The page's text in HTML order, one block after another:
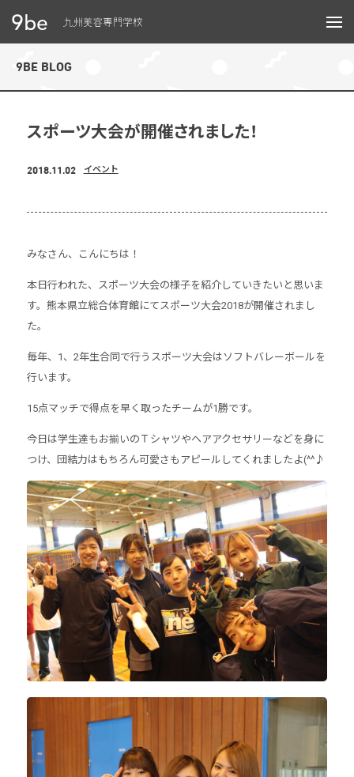
9BE BLOG
スポーツ大会が開催されました！
2018.11.02 イベント
みなさん、こんにちは！
本日行われた、スポーツ大会の様子を紹介していきたいと思いま
す。熊本県立総合体育館にてスポーツ大会2018が開催されまし
た。
毎年、1、2年生合同で行うスポーツ大会はソフトバレーボールを
行います。
15点マッチで得点を早く取ったチームが1勝です。
今日は学生達もお揃いのＴシャツやヘアアクセサリーなどを身に
つけ、団結力はもちろん可愛さもアピールしてくれましたよ(^^♪